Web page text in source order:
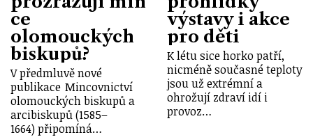
ce
olomouckých
biskupů?
V předmluvě nové
publikace Mincovnictví
olomouckých biskupů a
arcibiskupů (1585–
1664) připomíná…
výstavy i akce
pro děti
K létu sice horko patří,
nicméně současné teploty
jsou už extrémní a
ohrožují zdraví idí i
provoz…